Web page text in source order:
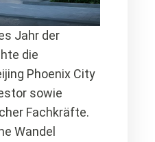
Jahr der
die
Phoenix City
sowie
Fachkräfte.
Wandel